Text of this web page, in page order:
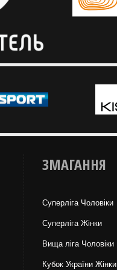
ЗМАГАННЯ
Суперліга Чоловіки
Суперліга Жінки
Вища лiга Чоловіки
Кубок України Жінки